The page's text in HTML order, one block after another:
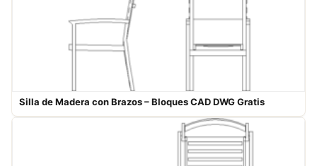
Silla de Madera con Brazos – Bloques CAD DWG Gratis